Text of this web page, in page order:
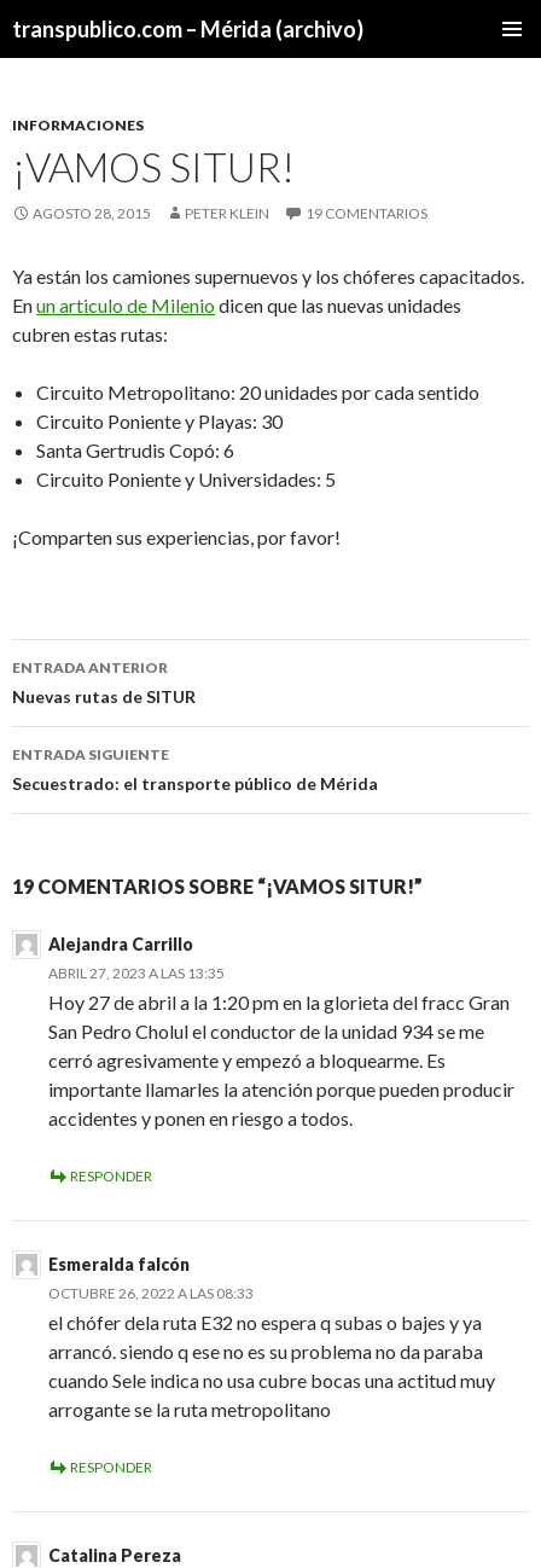
transpublico.com – Mérida (archivo)
INFORMACIONES
¡VAMOS SITUR!
AGOSTO 28, 2015 PETER KLEIN 19 COMENTARIOS
Ya están los camiones supernuevos y los chóferes capacitados.
Enun articulo de Mileniodicen que las nuevas unidades
cubren estas rutas:
Circuito Metropolitano: 20 unidades por cada sentido
Circuito Poniente y Playas: 30
Santa Gertrudis Copó: 6
Circuito Poniente y Universidades: 5
¡Comparten sus experiencias, por favor!
Navegación
de
entradas
ENTRADA ANTERIOR
Nuevas rutas de SITUR
ENTRADA SIGUIENTE
Secuestrado: el transporte público de Mérida
19 COMENTARIOS SOBRE “¡VAMOS SITUR!”
Alejandra Carrillo
ABRIL 27, 2023 A LAS 13:35
Hoy 27 de abril a la 1:20 pm en la glorieta del fracc Gran
San Pedro Cholul el conductor de la unidad 934 se me
cerró agresivamente y empezó a bloquearme. Es
importante llamarles la atención porque pueden producir
accidentes y ponen en riesgo a todos.
RESPONDER
Esmeralda falcón
OCTUBRE 26, 2022 A LAS 08:33
el chófer dela ruta E32 no espera q subas o bajes y ya
arrancó. siendo q ese no es su problema no da paraba
cuando Sele indica no usa cubre bocas una actitud muy
arrogante se la ruta metropolitano
RESPONDER
Catalina Pereza